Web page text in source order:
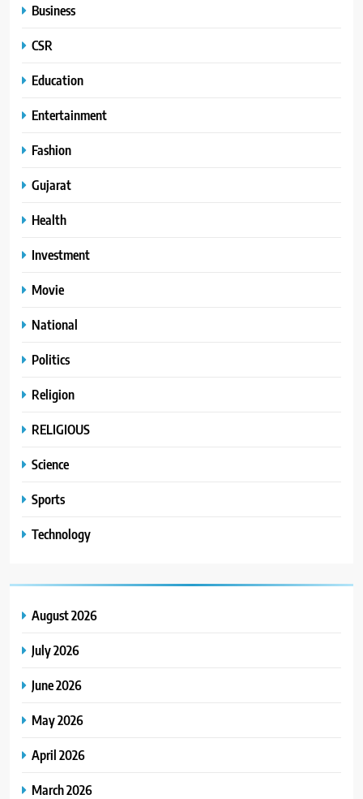
Business
CSR
Education
Entertainment
Fashion
Gujarat
Health
Investment
Movie
National
Politics
Religion
RELIGIOUS
Science
Sports
Technology
August 2026
July 2026
June 2026
May 2026
April 2026
March 2026